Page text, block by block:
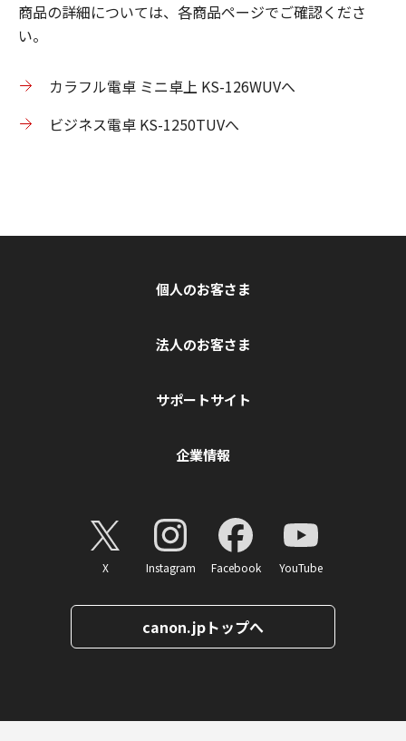
商品の詳細については、各商品ページでご確認くださ
い。
カラフル電卓 ミニ卓上 KS-126WUVへ
ビジネス電卓 KS-1250TUVへ
個人のお客さま
法人のお客さま
サポートサイト
企業情報
X Instagram Facebook YouTube
canon.jpトップへ